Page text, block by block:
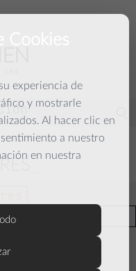
experiencia de
y mostrarle
Al hacer clic en
a nuestro
en nuestra